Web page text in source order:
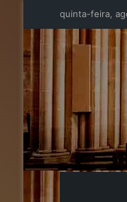
quinta-feira,